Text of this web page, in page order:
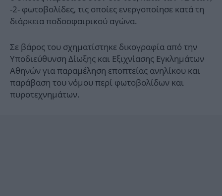
-2- φωτοβολίδες, τις οποίες ενεργοποίησε κατά τη
διάρκεια ποδοσφαιρικού αγώνα.
Σε βάρος του σχηματίστηκε δικογραφία από την
Υποδιεύθυνση Δίωξης και Εξιχνίασης Εγκλημάτων
Αθηνών για παραμέληση εποπτείας ανηλίκου και
παράβαση του νόμου περί φωτοβολίδων και
πυροτεχνημάτων.